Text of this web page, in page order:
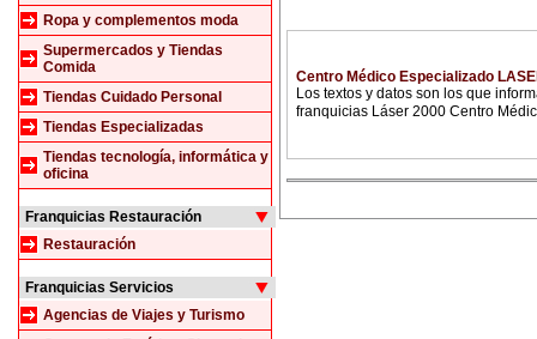
Ropa y complementos moda
Supermercados y Tiendas
Comida
Tiendas Cuidado Personal
Tiendas Especializadas
Tiendas tecnología, informática y
oficina
Franquicias Restauración
Restauración
Franquicias Servicios
Agencias de Viajes y Turismo
Centro Médico Especializado
Los textos y datos son los que
franquicias Láser 2000 Centro